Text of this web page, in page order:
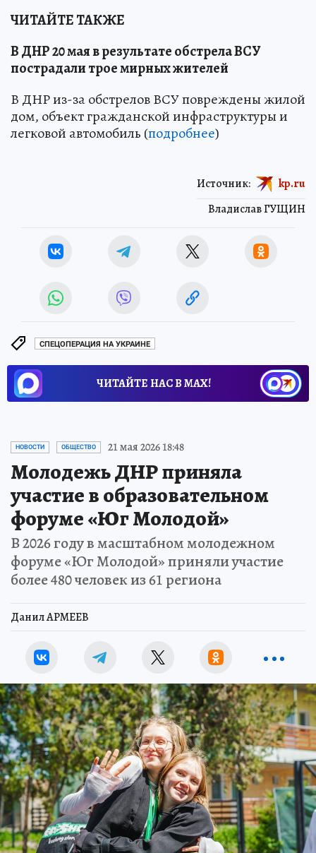
ЧИТАЙТЕ ТАКЖЕ
В ДНР 20 мая в результате обстрела ВСУ
пострадали трое мирных жителей
В ДНР из-за обстрелов ВСУ повреждены жилой
дом, объект гражданской инфраструктуры и
легковой автомобиль (подробнее)
Владислав ГУЩИН
Источник: kp.ru
СПЕЦОПЕРАЦИЯ НА УКРАИНЕ
ЧИТАЙТЕ НАС В МАХ!
НОВОСТИ ОБЩЕСТВО 21 мая 2026 18:48
Молодежь ДНР приняла
участие в образовательном
форуме «Юг Молодой»
В 2026 году в масштабном молодежном
форуме «Юг Молодой» приняли участие
более 480 человек из 61 региона
Данил АРМЕЕВ